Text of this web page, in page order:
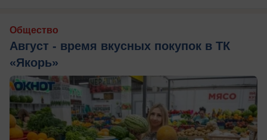
Общество
Август - время вкусных покупок в ТК
«Якорь»